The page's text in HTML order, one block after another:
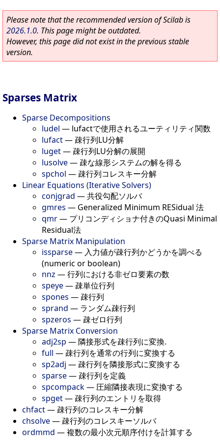
Please note that the recommended version of Scilab is
2026.1.0. This page might be outdated.
However, this page did not exist in the previous stable
version.
Sparses Matrix
Sparse Decompositions
ludel — lufactで使用されるユーティリティ関数
lufact— 疎行列LU分解
luget— 疎行列LU分解の展開
lusolve— 疎な線形システムの解を得る
spchol — 疎行列コレスキー分解
Linear Equations (Iterative Solvers)
conjgrad —共役勾配ソルバ
gmres — Generalized Minimum RESidual 法
qmr— プリコンディショナ付きのQuasi Minimal
Residual法
Sparse Matrix Manipulation
issparse— 入力値が疎行列かどうかを調べる
(numeric or boolean)
nnz —行列における非ゼロ要素の数
speye— 疎単位行列
spones — 疎行列
sprand — ランダム疎行列
spzeros — 疎ゼロ行列
Sparse Matrix Conversion
adj2sp —隣接形式を疎行列に変換.
full — 疎行列を通常の行列に変換する
sp2adj — 疎行列を隣接形式に変換する
sparse— 疎行列を定義
spcompack— 圧縮隣接表現に変換する
spget— 疎行列のエントリを取得
chfact— 疎行列のコレスキー分解
chsolve— 疎行列のコレスキーソルバ
ordmmd —複数の最小次元順序付けを計算する